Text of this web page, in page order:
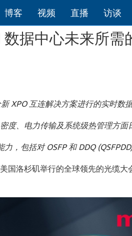
博客 视频 直播 访谈
数据中心未来所
XPO 互连解决方案进行的实时数
度、电力传输及系统级热管理方面
力，包括对OSFP和DDQ
国洛杉矶举行的全球领先的光缆大